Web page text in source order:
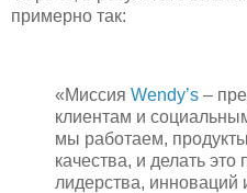
примерно так:
«Миссия Wendy’s –
клиентам и
мы работаем,
качества, и делать это
лидерства, инноваций